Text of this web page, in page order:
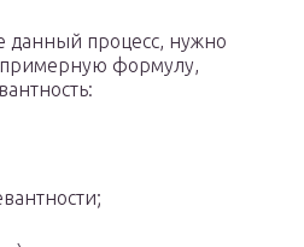
данный процесс, нужно
формулу,